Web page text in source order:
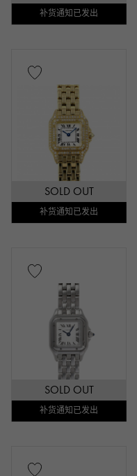
补货通知已发出
SOLD OUT
补货通知已发出
SOLD OUT
补货通知已发出